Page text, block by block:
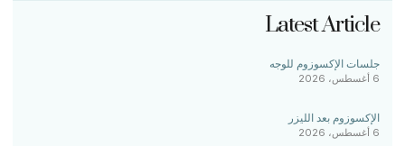
Latest Article
جلسات الإكسوزوم للوجه
6 أغسطس، 2026
الإكسوزوم بعد الليزر
6 أغسطس، 2026